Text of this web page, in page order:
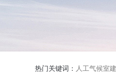
热门关键词： 人工气候室